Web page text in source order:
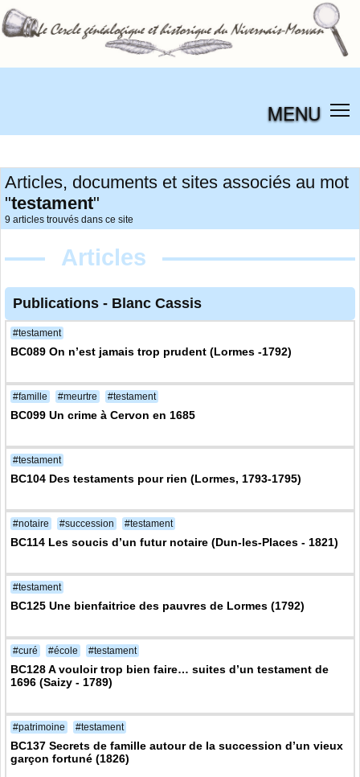
MENU
Articles, documents et sites associés au mot
"testament"
9 articles trouvés dans ce site
Articles
Publications - Blanc Cassis
#testament
BC089 On n’est jamais trop prudent (Lormes -1792)
#famille #meurtre #testament
BC099 Un crime à Cervon en 1685
#testament
BC104 Des testaments pour rien (Lormes, 1793-1795)
#notaire #succession #testament
BC114 Les soucis d’un futur notaire (Dun-les-Places - 1821)
#testament
BC125 Une bienfaitrice des pauvres de Lormes (1792)
#curé #école #testament
BC128 A vouloir trop bien faire… suites d’un testament de
1696 (Saizy - 1789)
#patrimoine #testament
BC137 Secrets de famille autour de la succession d’un vieux
garçon fortuné (1826)